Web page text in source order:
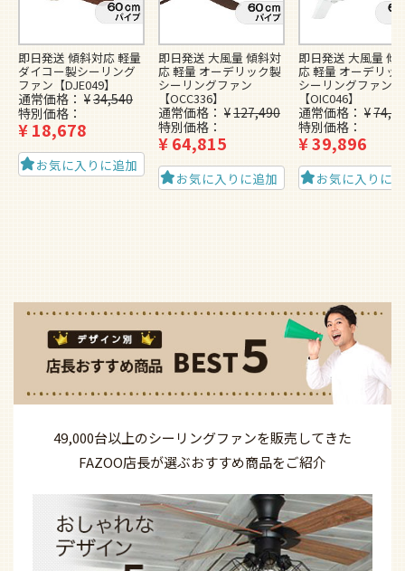
即日発送 傾斜対応 軽量
ダイコー製シーリング
ファン【DJE049】
通常価格 ¥34,540
特別価格
¥18,678
お気に入りに追加
即日発送 大風量 傾斜対
応 軽量 オーデリック製
シーリングファン
【OCC336】
通常価格 ¥127,490
特別価格
¥64,815
お気に入りに追加
即日発送 大風量 傾
応 軽量 オーデリッ
シーリングファン
【OIC046】
通常価格 ¥
特別価格
¥39,896
お気に入りに
49,000台以上のシーリングファンを販売してきた
FAZOO店長が選ぶおすすめ商品をご紹介